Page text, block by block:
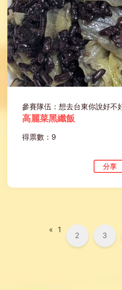
參賽隊伍：想去台東你說好不
高麗菜黑纖飯
得票數：9
分享
« 1
2 3